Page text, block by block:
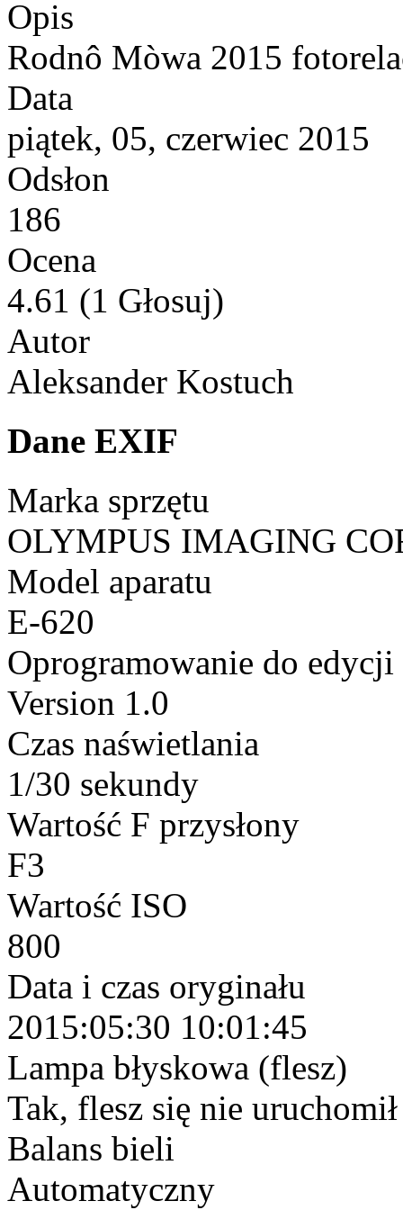
Opis
Rodnô Mòwa 2015
Data
piątek, 05, czerwiec 2015
Odsłon
186
Ocena
4.61 (1 Głosuj)
Autor
Aleksander Kostuch
Dane EXIF
Marka sprzętu
OLYMPUS IMAGING
Model aparatu
E-620
Oprogramowanie do edycji
Version 1.0
Czas naświetlania
1/30 sekundy
Wartość F przysłony
F3
Wartość ISO
800
Data i czas oryginału
2015:05:30 10:01:45
Lampa błyskowa (flesz)
Tak, flesz się nie
Balans bieli
Automatyczny